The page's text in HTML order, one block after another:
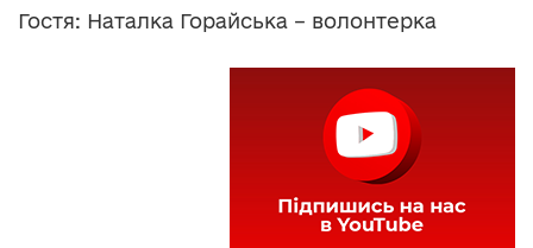
Гостя: Наталка Горайська – волонтерка